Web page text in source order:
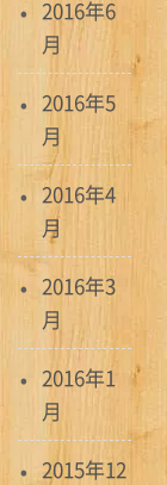
2016年6
月
2016年5
月
2016年4
月
2016年3
月
2016年1
月
2015年12